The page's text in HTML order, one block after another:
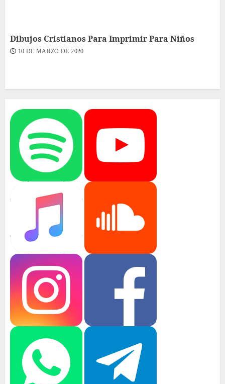
Dibujos Cristianos Para Imprimir Para Niños
10 DE MARZO DE 2020